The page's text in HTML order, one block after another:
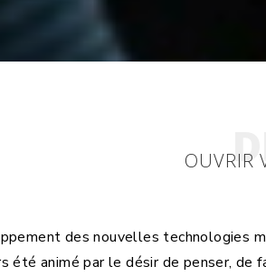
OUVRIR
des nouvelles technologies
été animé par le désir de penser, de